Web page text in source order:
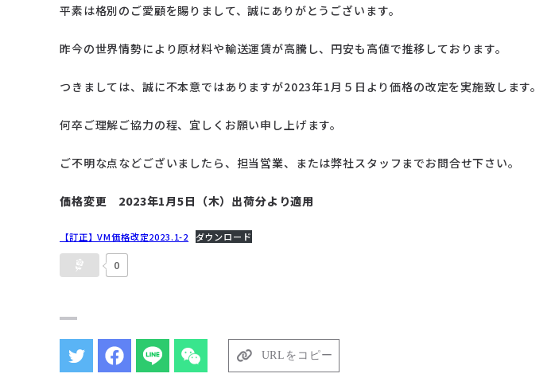
平素は格別のご愛顧を賜りまして、誠にありがとうございます。
昨今の世界情勢により原材料や輸送運賃が高騰し、円安も高値で推移しております。
つきましては、誠に不本意ではありますが2023年1月５日より価格の改定を実施致します。
何卒ご理解ご協力の程、宜しくお願い申し上げます。
ご不明な点などございましたら、担当営業、または弊社スタッフまでお問合せ下さい。
価格変更 2023年1月5日（木）出荷分より適用
【訂正】VM価格改定2023.1-2 ダウンロード
0
URLをコピー